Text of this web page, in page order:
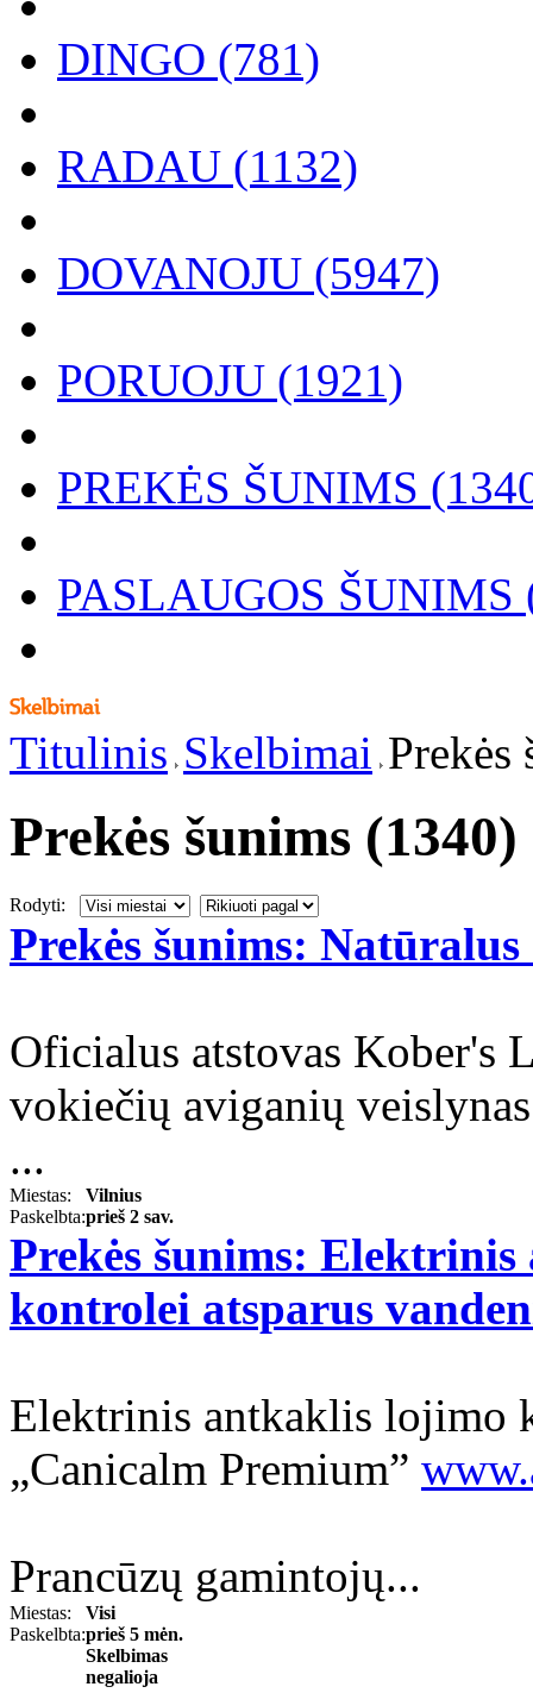
DINGO (781)
RADAU (1132)
DOVANOJU (5947)
PORUOJU (1921)
PREKĖS ŠUNIMS
PASLAUGOS ŠUNIMS
Titulinis Skelbimai Prekės
Prekės šunims (1340)
Rodyti:
Prekės šunims:
Oficialus atstovas Kober's
vokiečių aviganių
...
Miestas:
Vilnius
Paskelbta:prieš 2 sav.
Prekės šunims:
kontrolei atsparus
Elektrinis antkaklis lojimo
„Canicalm Premium”
Prancūzų gamintojų...
Miestas:
Visi
Paskelbta:prieš 5 mėn.
Skelbimas
negalioja